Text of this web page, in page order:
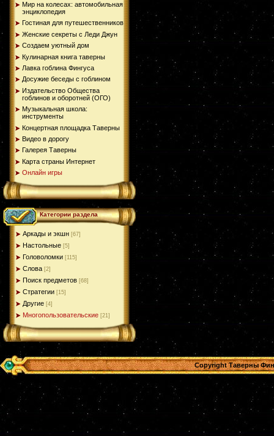
Мир на колесах: автомобильная
энциклопедия
Гостиная для путешественников
Женские секреты с Леди Джун
Создаем уютный дом
Кулинарная книга таверны
Лавка гоблина Фингуса
Досужие беседы с гоблином
Издательство Общества
гоблинов и оборотней (ОГО)
Музыкальная школа:
инструменты
Концертная площадка Таверны
Видео в дорогу
Галерея Таверны
Карта страны Интернет
Онлайн игры
Категории раздела
Аркады и экшн [67]
Настольные [5]
Головоломки [115]
Слова [2]
Поиск предметов [68]
Стратегии [15]
Другие [4]
Многопользовательские [21]
Copyright Таверны